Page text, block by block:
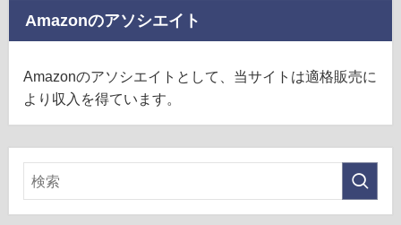
Amazonのアソシエイト
Amazonのアソシエイトとして、当サイトは適格販売に
より収入を得ています。